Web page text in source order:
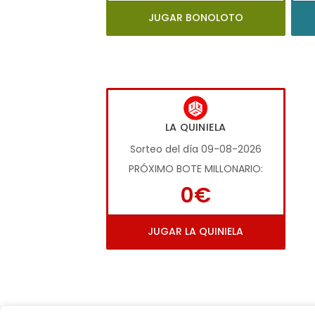
JUGAR BONOLOTO
LA QUINIELA
Sorteo del día 09-08-2026
PRÓXIMO BOTE MILLONARIO:
0€
JUGAR LA QUINIELA